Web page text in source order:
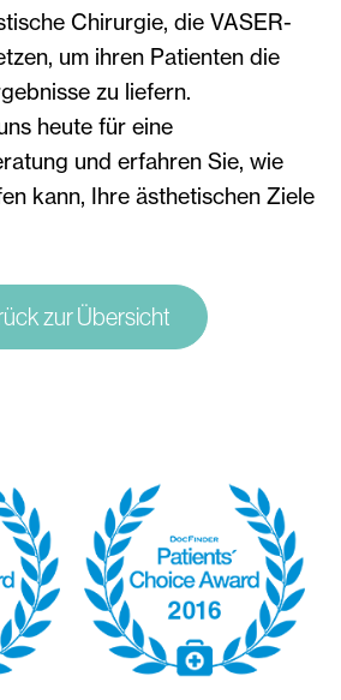
Chirurgie, die VASER-
um ihren Patienten die
zu liefern.
heute für eine
und erfahren Sie, wie
kann, Ihre ästhetischen Ziele
zur Übersicht